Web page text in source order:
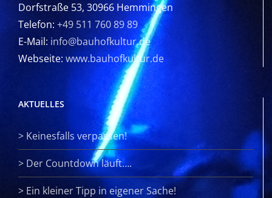
Dorfstraße 53, 30966 Hemmingen
Telefon: +49 511 760 89 89
E-Mail: info@bauhofkultur.de
Webseite: www.bauhofkultur.de
AKTUELLES
> Keinesfalls verpassen!
> Der Countdown läuft….
> Ein kleiner Tipp in eigener Sache!